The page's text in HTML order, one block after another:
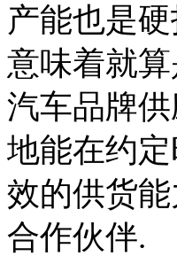
产能也是
意味着就
汽车品牌
地能在约
效的供货
合作伙伴.